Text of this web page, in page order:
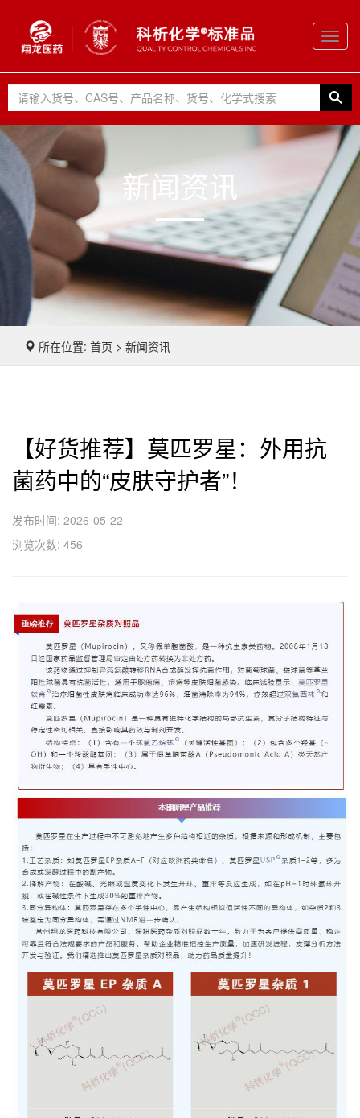
新闻资讯
所在位置: 首页 > 新闻资讯
【好货推荐】莫匹罗星：外用抗
菌药中的“皮肤守护者”！
发布时间: 2026-05-22
浏览次数: 456